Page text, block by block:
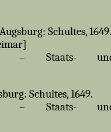
Schultes, 1649.
– Staats-
Schultes, 1649.
– Staats-